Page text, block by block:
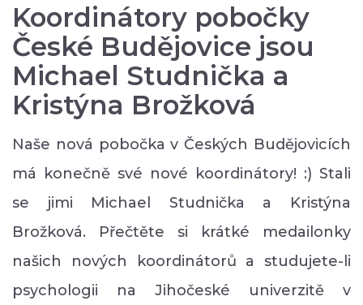
Koordinátory pobočky
České Budějovice jsou
Michael Studnička a
Kristýna Brožková
Naše nová pobočka v Českých Budějovicích
má konečně své nové koordinátory! :) Stali
se jimi Michael Studnička a Kristýna
Brožková. Přečtěte si krátké medailonky
našich nových koordinátorů a studujete-li
psychologii na Jihočeské univerzitě v